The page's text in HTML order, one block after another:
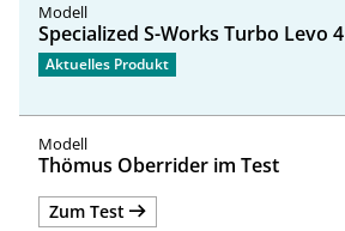
Specialized S-Works Turbo Levo 4
Aktuelles Produkt
Thömus Oberrider im Test
Zum Test